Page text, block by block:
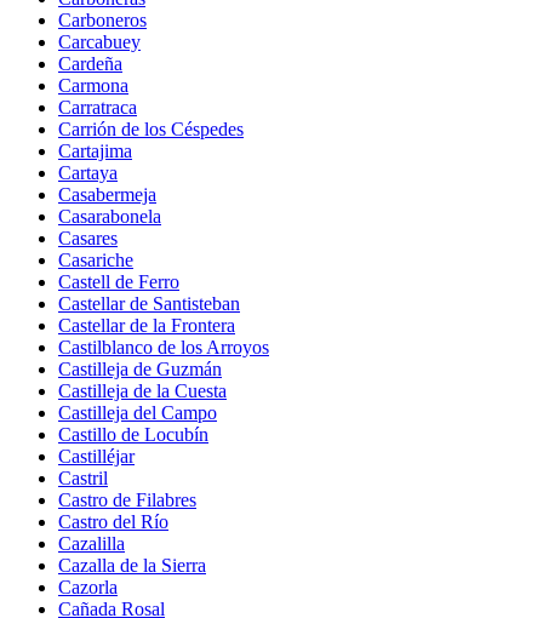
Carboneros
Carcabuey
Cardeña
Carmona
Carratraca
Carrión de los Céspedes
Cartajima
Cartaya
Casabermeja
Casarabonela
Casares
Casariche
Castell de Ferro
Castellar de Santisteban
Castellar de la Frontera
Castilblanco de los Arroyos
Castilleja de Guzmán
Castilleja de la Cuesta
Castilleja del Campo
Castillo de Locubín
Castilléjar
Castril
Castro de Filabres
Castro del Río
Cazalilla
Cazalla de la Sierra
Cazorla
Cañada Rosal